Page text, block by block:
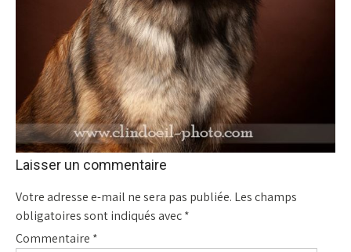
Laisser un commentaire
Votre adresse e-mail ne sera pas publiée. Les champs
obligatoires sont indiqués avec*
Commentaire *